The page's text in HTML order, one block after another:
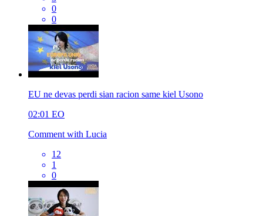
0
0
EU ne devas perdi sian racion same kiel Usono
02:01 EO
Comment with Lucia
12
1
0